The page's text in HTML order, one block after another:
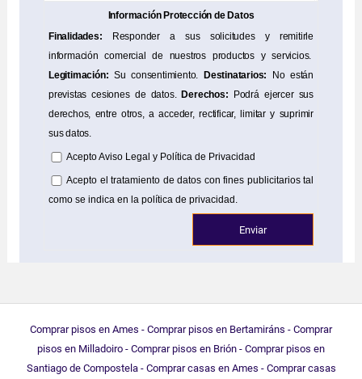
Información Protección de Datos
Finalidades: Responder a sus solicitudes y remitirle
información comercial de nuestros productos y servicios.
Legitimación: Su consentimiento. Destinatarios: No están
previstas cesiones de datos. Derechos: Podrá ejercer sus
derechos, entre otros, a acceder, rectificar, limitar y suprimir
sus datos.
AceptoAviso Legal y Política de Privacidad
Acepto el tratamiento de datos con fines publicitarios tal
como se indica en la política de privacidad.
Comprar pisos en Ames - Comprar pisos en Bertamiráns - Comprar
pisos en Milladoiro - Comprar pisos en Brión - Comprar pisos en
Santiago de Compostela- Comprar casas en Ames - Comprar casas